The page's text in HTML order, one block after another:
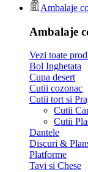
Ambalaje
Ambalaje
Vezi toate
Bol Inghetata
Cupa desert
Cutii cozonac
Cutii tort si
Cutii
Cutii
Dantele
Discuri &
Platforme
Tavi si Chese